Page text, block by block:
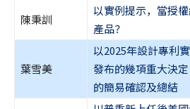
陳秉訓
以實例提示，當授
產品？
葉雪美
以2025年設計專利
發布的幾項重大決
的簡易確認及總結